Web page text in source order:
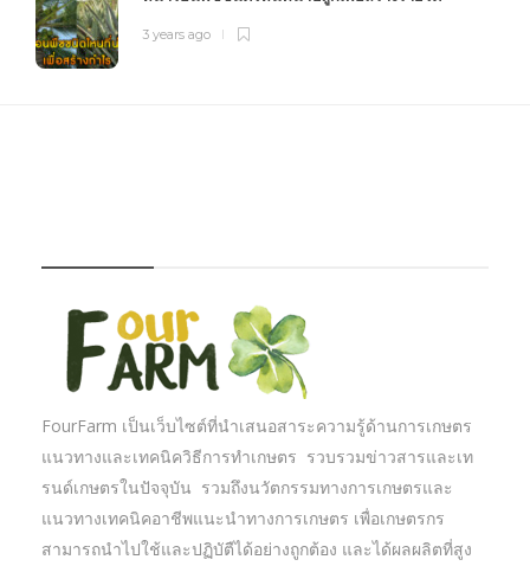
3 years ago
FourFarm เป็นเว็บไซต์ที่นำเสนอสาระความรู้ด้านการเกษตร
แนวทางและเทคนิควิธีการทำเกษตร รวบรวมข่าวสารและเท
รนด์เกษตรในปัจจุบัน รวมถึงนวัตกรรมทางการเกษตรและ
แนวทางเทคนิคอาชีพแนะนำทางการเกษตร เพื่อเกษตรกร
สามารถนำไปใช้และปฏิบัตืได้อย่างถูกต้อง และได้ผลผลิตที่สูง